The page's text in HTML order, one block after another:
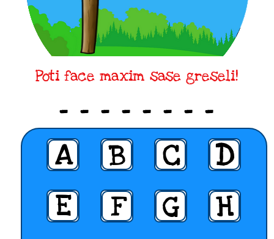
Poti face maxim sase greseli!
_ _ _ _ _ _ _ _
A B C
D
E
F G
H